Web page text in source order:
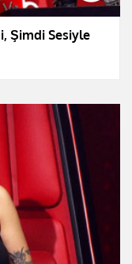
Şimdi Sesiyle